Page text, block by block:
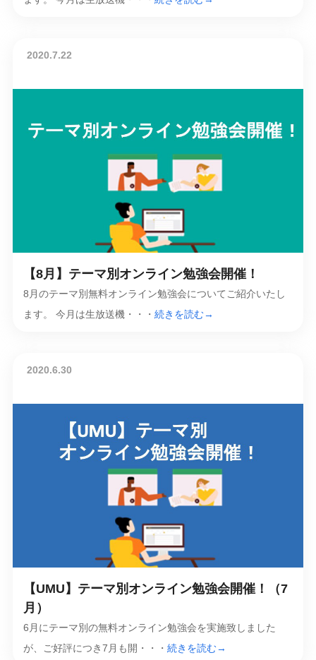
2020.7.22
【8月】テーマ別オンライン勉強会開催！
8月のテーマ別無料オンライン勉強会についてご紹介いたし
ます。 今月は生放送機・・・ 続きを読む→
2020.6.30
【UMU】テーマ別オンライン勉強会開催！（7
月）
6月にテーマ別の無料オンライン勉強会を実施致しました
が、ご好評につき7月も開・・・ 続きを読む→